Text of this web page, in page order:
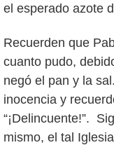
el esperado azote
Recuerden que
cuanto pudo,
negó el pan y la
inocencia y
“¡Delincuente!”.
mismo, el tal